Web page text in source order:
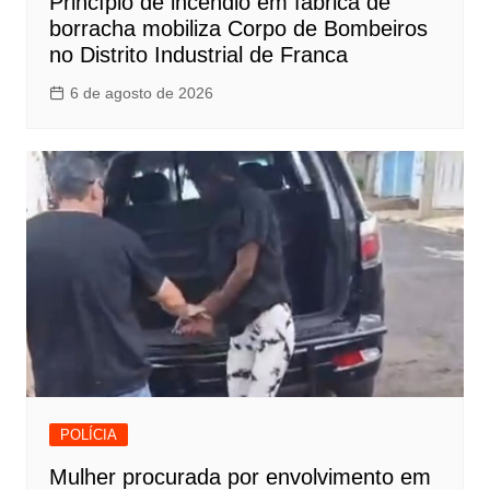
borracha mobiliza Corpo de Bombeiros
no Distrito Industrial de Franca
6 de agosto de 2026
POLÍCIA
Mulher procurada por envolvimento em